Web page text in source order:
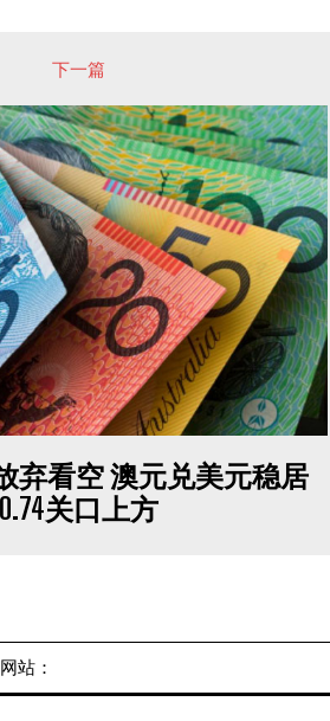
下一篇
弃看空 澳元兑美元稳居
0.74关口上方